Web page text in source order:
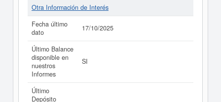
Otra Información de Interés
Fecha último
dato
17/10/2025
Último Balance
disponible en
nuestros
Informes
SI
Último
Depósito